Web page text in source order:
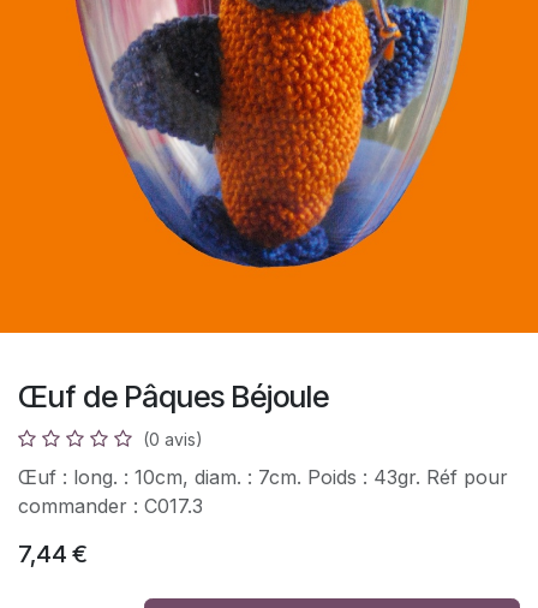
Œuf de Pâques Béjoule
(0 avis)
Œuf : long. : 10cm, diam. : 7cm. Poids : 43gr. Réf pour
commander : C017.3
7,44 €